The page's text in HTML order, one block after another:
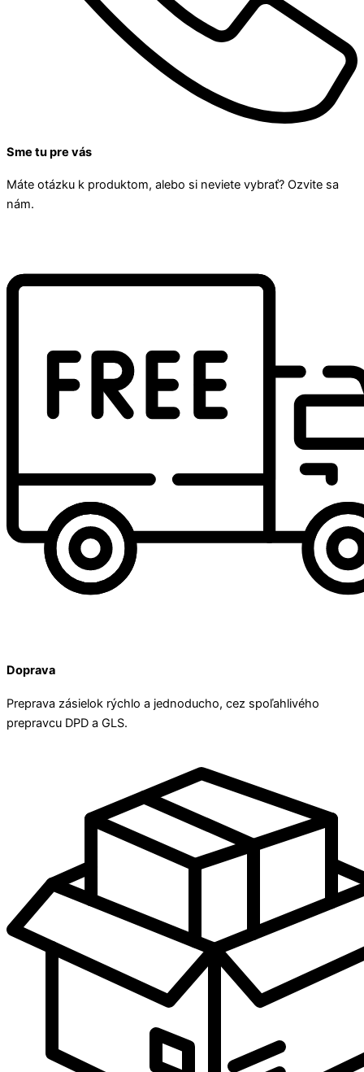
Sme tu pre vás
Máte otázku k produktom, alebo si neviete vybrať? Ozvite sa
nám.
Doprava
Preprava zásielok rýchlo a jednoducho, cez spoľahlivého
prepravcu DPD a GLS.